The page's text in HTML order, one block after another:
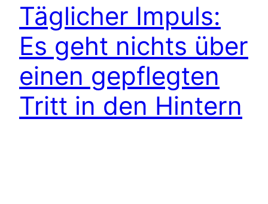
Täglicher Impuls:
Es geht nichts über
einen gepflegten
Tritt in den Hintern